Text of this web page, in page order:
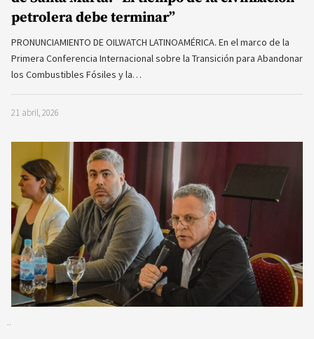
petrolera debe terminar”
PRONUNCIAMIENTO DE OILWATCH LATINOAMÉRICA. En el marco de la
Primera Conferencia Internacional sobre la Transición para Abandonar
los Combustibles Fósiles y la…
21 abril, 2026